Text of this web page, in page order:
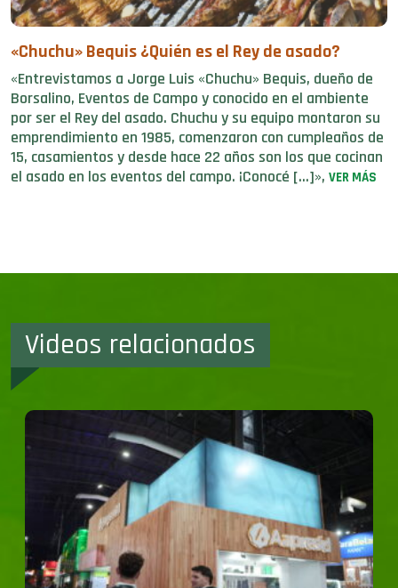
«Chuchu» Bequis ¿Quién es el Rey de asado?
«Entrevistamos a Jorge Luis «Chuchu» Bequis, dueño de
Borsalino, Eventos de Campo y conocido en el ambiente
por ser el Rey del asado. Chuchu y su equipo montaron su
emprendimiento en 1985, comenzaron con cumpleaños de
15, casamientos y desde hace 22 años son los que cocinan
el asado en los eventos del campo. ¡Conocé […]», VER MÁS
Videos relacionados